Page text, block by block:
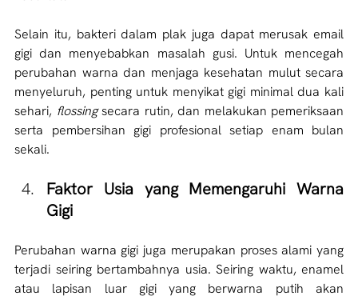
Selain itu, bakteri dalam plak juga dapat merusak email
gigi dan menyebabkan masalah gusi. Untuk mencegah
perubahan warna dan menjaga kesehatan mulut secara
menyeluruh, penting untuk menyikat gigi minimal dua kali
sehari, flossing secara rutin, dan melakukan pemeriksaan
serta pembersihan gigi profesional setiap enam bulan
sekali.
Faktor Usia yang Memengaruhi Warna
Gigi
Perubahan warna gigi juga merupakan proses alami yang
terjadi seiring bertambahnya usia. Seiring waktu, enamel
atau lapisan luar gigi yang berwarna putih akan